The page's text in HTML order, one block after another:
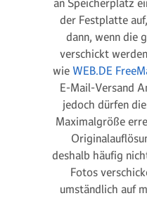
an Speicherplatz
der Festplatte
dann, wenn die
verschickt
wie WEB.DE
E-Mail-Versand
jedoch dürfen
Maximalgröße
deshalb häufig
Fotos
umständlich auf